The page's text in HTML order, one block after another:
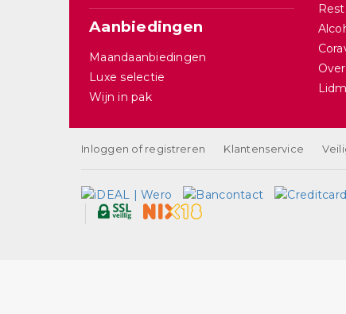
Aanbiedingen
Maandaanbiedingen
Luxe selectie
Wijn in pak
Inloggen of registreren Klantenservice